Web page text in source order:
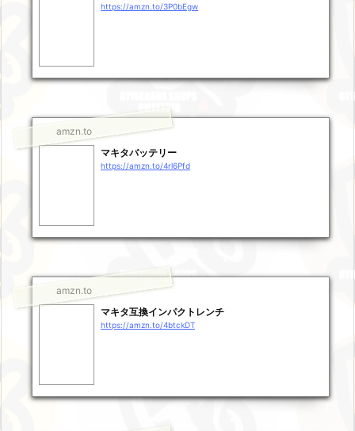
https://amzn.to/3P0bEgw
amzn.to
マキタバッテリー
https://amzn.to/4rl6Pfd
amzn.to
マキタ互換インパクトレンチ
https://amzn.to/4btckDT